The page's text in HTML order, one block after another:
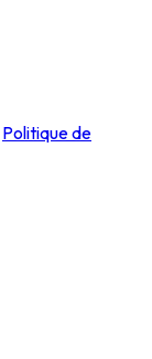
Politique de